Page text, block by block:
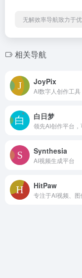
无解效率导航致力于
相关导航
JoyPix
白日梦
Synthesia
AI视频生成平台
HitPaw